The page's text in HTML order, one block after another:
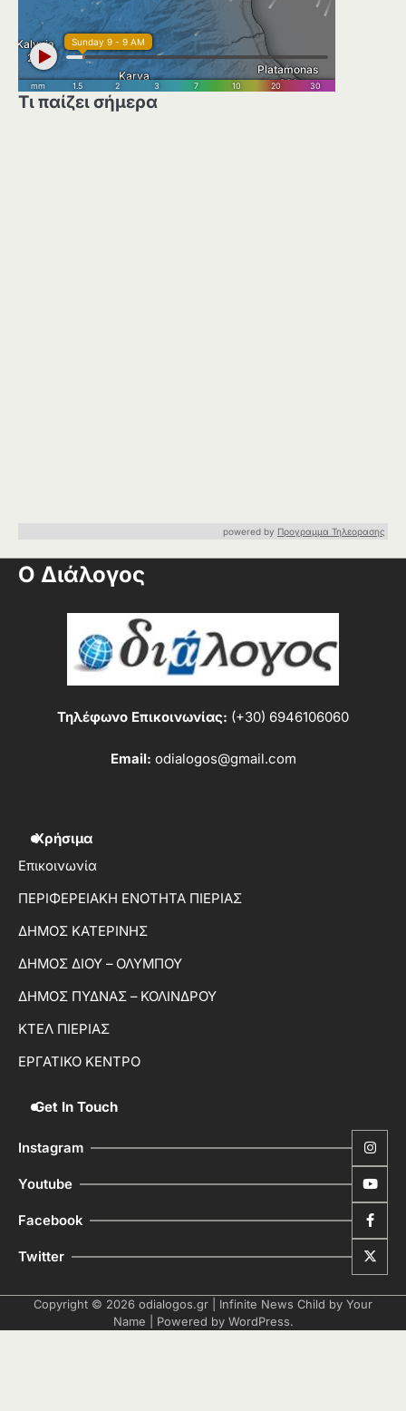
Τι παίζει σήμερα
powered by Προγραμμα Τηλεορασης
Ο Διάλογος
Τηλέφωνο Επικοινωνίας: (+30) 6946106060
Email: odialogos@gmail.com
Χρήσιμα
Επικοινωνία
ΠΕΡΙΦΕΡΕΙΑΚΗ ΕΝΟΤΗΤΑ ΠΙΕΡΙΑΣ
ΔΗΜΟΣ ΚΑΤΕΡΙΝΗΣ
ΔΗΜΟΣ ΔΙΟΥ – ΟΛΥΜΠΟΥ
ΔΗΜΟΣ ΠΥΔΝΑΣ – ΚΟΛΙΝΔΡΟΥ
ΚΤΕΛ ΠΙΕΡΙΑΣ
ΕΡΓΑΤΙΚΟ ΚΕΝΤΡΟ
Get In Touch
Instagram
Youtube
Facebook
Twitter
Copyright © 2026 odialogos.gr | Infinite News Child by Your
Name | Powered by WordPress.